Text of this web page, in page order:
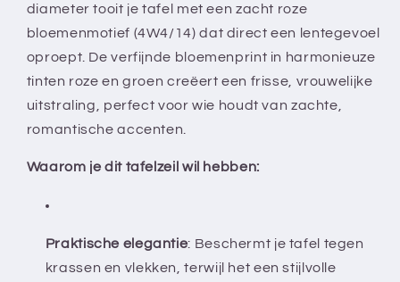
Bloem
-
Met
bies
Bloem
-
Met
bies
diameter tooit je tafel met een zacht roze
bloemenmotief (4W4/14) dat direct een lentegevoel
oproept. De verfijnde bloemenprint in harmonieuze
tinten roze en groen creëert een frisse, vrouwelijke
uitstraling, perfect voor wie houdt van zachte,
romantische accenten.
Waarom je dit tafelzeil wil hebben:
Praktische elegantie: Beschermt je tafel tegen
krassen en vlekken, terwijl het een stijlvolle